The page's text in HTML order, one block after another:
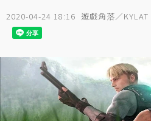
2020-04-24 18:16 遊戲角落／KYLAT